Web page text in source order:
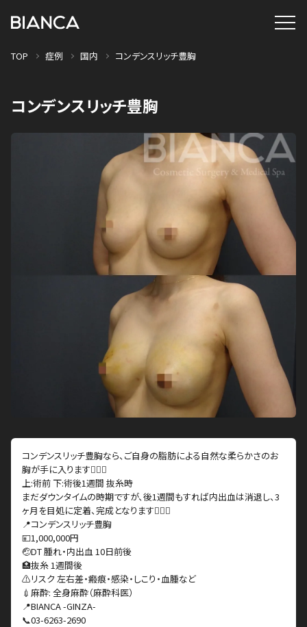
TOP 症例 国内 コンデンスリッチ豊胸
コンデンスリッチ豊胸
コンデンスリッチ豊胸なら、ご自身の脂肪による自然な柔らかさのお
胸が手に入ります👍🏻✨
上:術前 下:術後1週間 抜糸時
まだダウンタイムの時期ですが、後1週間もすれば内出血は消退し、3
ヶ月を目処に定着、完成となります👨🏻‍⚕️
📍コンデンスリッチ豊胸
💴1,000,000円
🤕DT 腫れ・内出血 10日前後
🏥抜糸 1週間後
⚠️リスク 左右差・瘢痕・感染・しこり・血腫など
💉麻酔: 全身麻酔（麻酔科医）
📍BIANCA -GINZA-
📞03-6263-2690